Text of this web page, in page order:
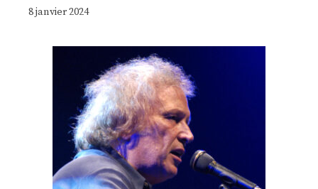
8 janvier 2024